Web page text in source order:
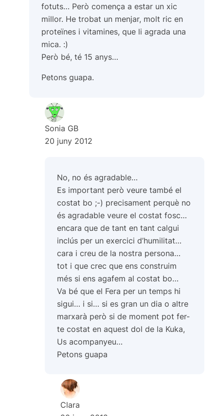
fotuts… Però comença a estar un xic
millor. He trobat un menjar, molt ric en
proteïnes i vitamines, que li agrada una
mica. :)
Però bé, té 15 anys…
Petons guapa.
Sonia GB
20 juny 2012
No, no és agradable…
Es important però veure també el
costat bo ;-) precisament perquè no
és agradable veure el costat fosc…
encara que de tant en tant calgui
inclús per un exercici d’humilitat…
cara i creu de la nostra persona…
tot i que crec que ens construim
més si ens agafem al costat bo…
Va bé que el Fera per un temps hi
sigui… i si… si es gran un dia o altre
marxarà però si de moment pot fer-
te costat en aquest dol de la Kuka,
Us acompanyeu…
Petons guapa
Clara